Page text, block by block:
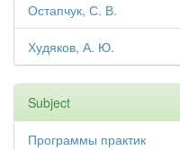
Остапчук, С. В.
Худяков, А. Ю.
Subject
Программы практик